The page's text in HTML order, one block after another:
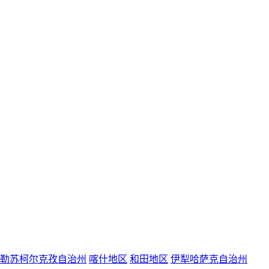
苏柯尔克孜自治州 喀什地区 和田地区 伊犁哈萨克自治州